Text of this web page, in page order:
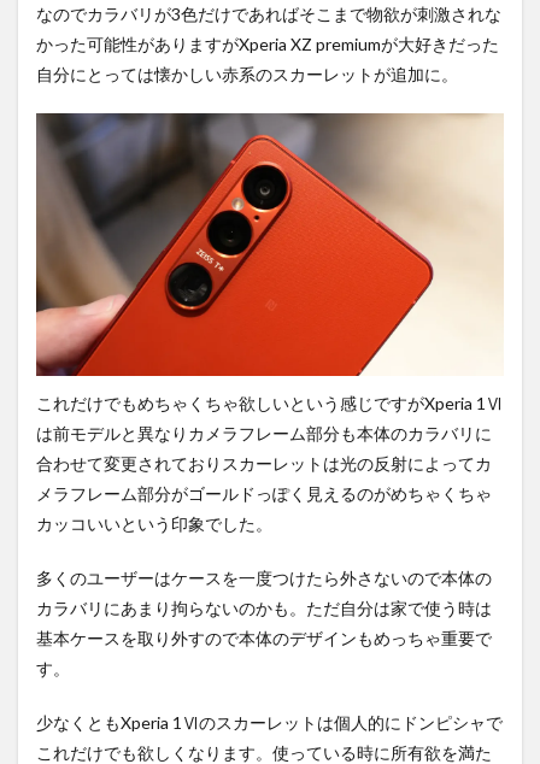
なのでカラバリが3色だけであればそこまで物欲が刺激されな
かった可能性がありますがXperia XZ premiumが大好きだった
自分にとっては懐かしい赤系のスカーレットが追加に。
これだけでもめちゃくちゃ欲しいという感じですがXperia 1Ⅵ
は前モデルと異なりカメラフレーム部分も本体のカラバリに
合わせて変更されておりスカーレットは光の反射によってカ
メラフレーム部分がゴールドっぽく見えるのがめちゃくちゃ
カッコいいという印象でした。
多くのユーザーはケースを一度つけたら外さないので本体の
カラバリにあまり拘らないのかも。ただ自分は家で使う時は
基本ケースを取り外すので本体のデザインもめっちゃ重要で
す。
少なくともXperia 1Ⅵのスカーレットは個人的にドンピシャで
これだけでも欲しくなります。使っている時に所有欲を満た